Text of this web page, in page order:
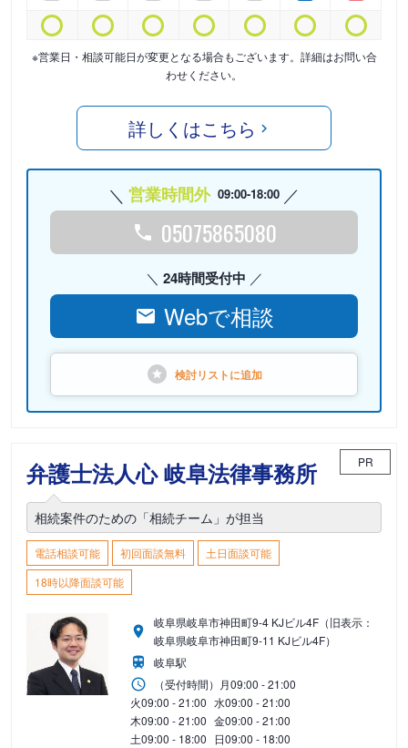
※営業日・相談可能日が変更となる場合もございます。詳細はお問い合
わせください。
詳しくはこちら
営業時間外 09:00-18:00
05075865080
24時間受付中
Webで相談
検討リストに追加
弁護士法人心 岐阜法律事務所 PR
相続案件のための「相続チーム」が担当
電話相談可能 初回面談無料
土日面談可能
18時以降面談可能
岐阜県岐阜市神田町9-4 KJビル4F（旧表示：
岐阜県岐阜市神田町9-11 KJビル4F）
岐阜駅
（受付時間） 月09:00 - 21:00
火09:00 - 21:00 水09:00 - 21:00
木09:00 - 21:00 金09:00 - 21:00
土09:00 - 18:00 日09:00 - 18:00